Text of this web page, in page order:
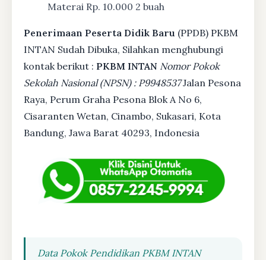
Materai Rp. 10.000 2 buah
Penerimaan Peserta Didik Baru (PPDB) PKBM
INTAN Sudah Dibuka, Silahkan menghubungi
kontak berikut : PKBM INTAN Nomor Pokok
Sekolah Nasional (NPSN) : P9948537Jalan Pesona
Raya, Perum Graha Pesona Blok A No 6,
Cisaranten Wetan, Cinambo, Sukasari, Kota
Bandung, Jawa Barat 40293, Indonesia
Data Pokok Pendidikan PKBM INTAN